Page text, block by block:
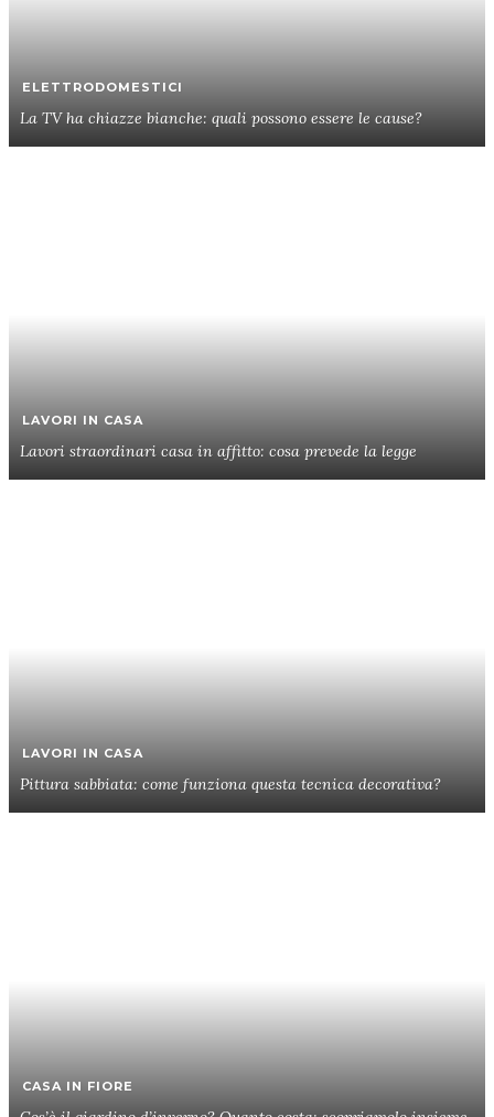
ELETTRODOMESTICI
La TV ha chiazze bianche: quali possono essere le cause?
LAVORI IN CASA
Lavori straordinari casa in affitto: cosa prevede la legge
LAVORI IN CASA
Pittura sabbiata: come funziona questa tecnica decorativa?
CASA IN FIORE